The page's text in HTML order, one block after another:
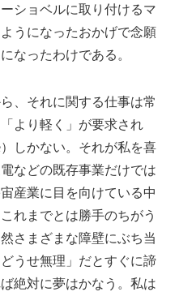
ショベルに取り付けるマ
うになったおかげで念願
なったわけである。
、それに関する仕事は常
より軽く」が要求され
しかない。それが私を喜
などの既存事業だけでは
産業に目を向けている中
れまでとは勝手のちがう
さまざまな障壁にぶち当
うせ無理」だとすぐに諦
絶対に夢はかなう。私は